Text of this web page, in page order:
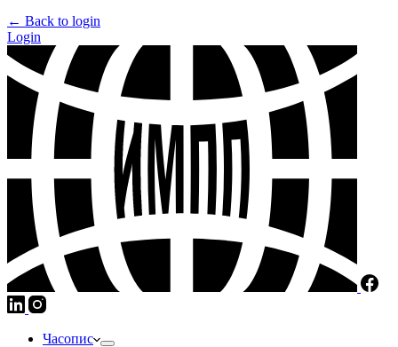
← Back to login
Login
Часопис